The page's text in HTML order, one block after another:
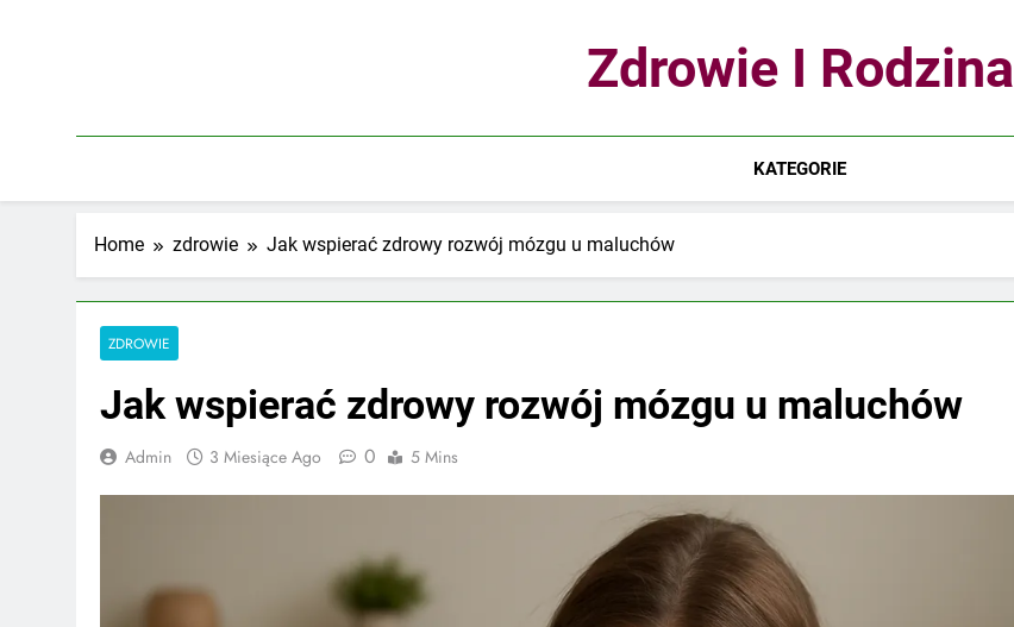
Zdrowie I Rodzina
KATEGORIE
Home zdrowie Jak wspierać zdrowy rozwój mózgu u maluchów
ZDROWIE
Jak wspierać zdrowy rozwój mózgu u maluchów
Admin 3 Miesiące Ago 0 5 Mins